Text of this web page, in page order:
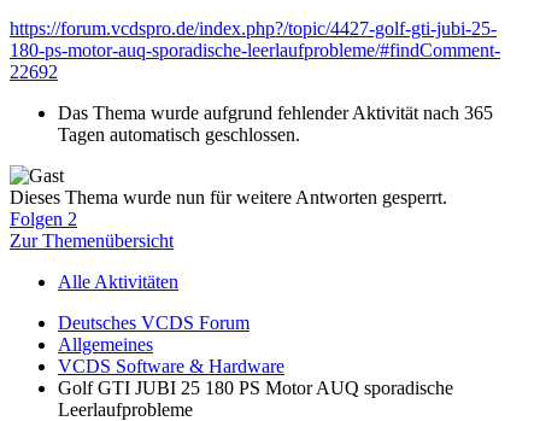
https://forum.vcdspro.de/index.php?/topic/4427-golf-gti-jubi-25-
180-ps-motor-auq-sporadische-leerlaufprobleme/#findComment-
22692
Das Thema wurde aufgrund fehlender Aktivität nach 365
Tagen automatisch geschlossen.
Dieses Thema wurde nun für weitere Antworten gesperrt.
Folgen 2
Zur Themenübersicht
Alle Aktivitäten
Deutsches VCDS Forum
Allgemeines
VCDS Software & Hardware
Golf GTI JUBI 25 180 PS Motor AUQ sporadische
Leerlaufprobleme